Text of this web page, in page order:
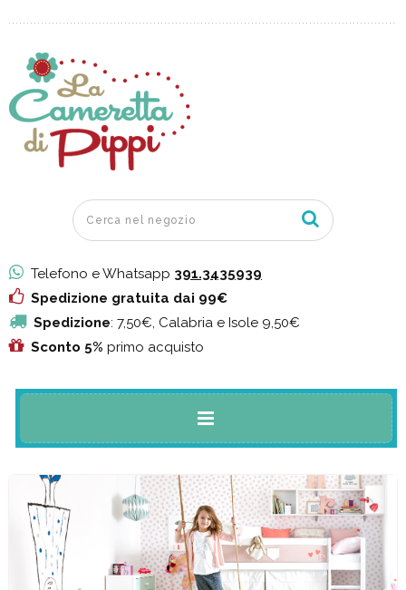
Telefono e Whatsapp 391.3435939
Spedizione gratuita dai 99€
Spedizione: 7,50€, Calabria e Isole 9,50€
Sconto 5% primo acquisto